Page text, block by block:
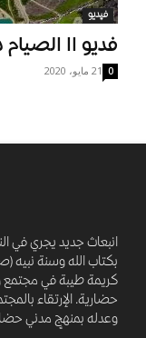
فيديو
فديو اا
21 مايو، 2020 0
انبعاث جديد يجري في
بكتاب الله وسنة نبيه
كريمة طيبة في
حضارية. الإرتقاء
وعدله بمنهجٍ مدني